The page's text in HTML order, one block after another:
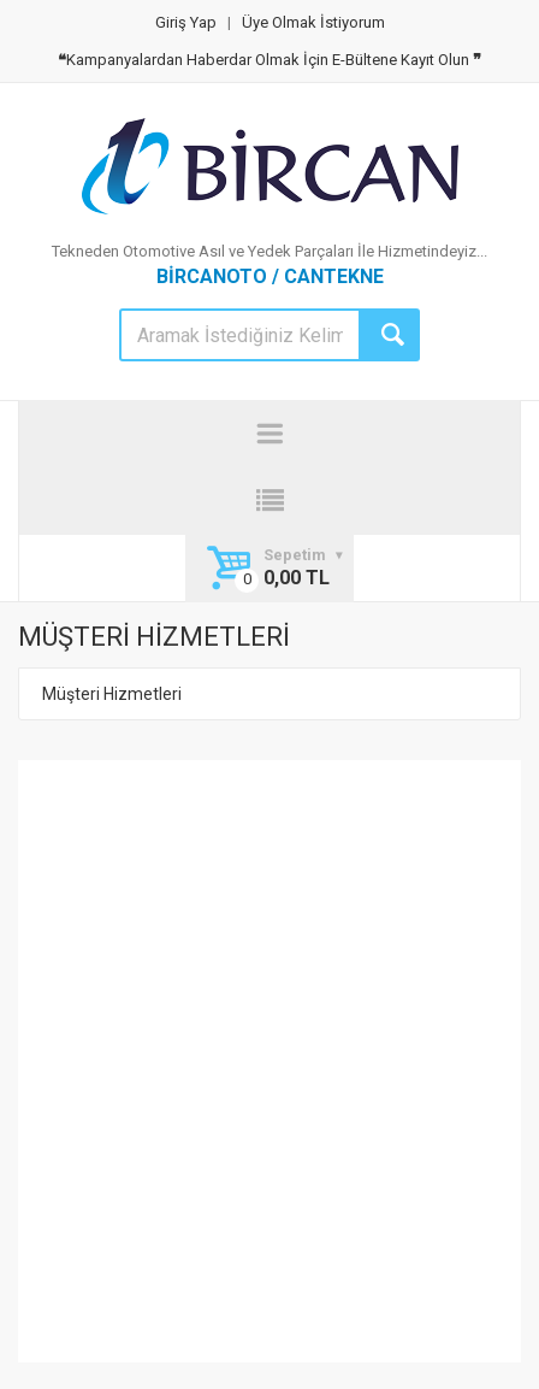
Giriş Yap | Üye Olmak İstiyorum
❝Kampanyalardan Haberdar Olmak İçin E-Bültene Kayıt Olun ❞
Tekneden Otomotive Asıl ve Yedek Parçaları İle Hizmetindeyiz...
BİRCANOTO / CANTEKNE
Sepetim
0,00 TL
MÜŞTERİ HİZMETLERİ
Müşteri Hizmetleri